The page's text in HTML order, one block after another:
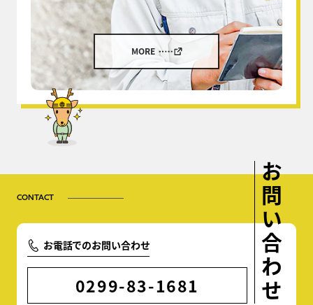
MORE
お問い合わせ
CONTACT
お電話でのお問い合わせ
0299-83-1681